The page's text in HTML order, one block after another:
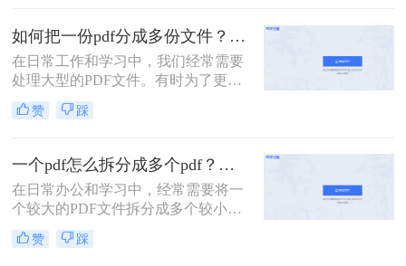
两种无需会员权限即可拆分PDF的方
法，帮助您轻松应对这一需求。
如何把一份pdf分成多份文件？这3种拆分小妙招了解下！
在日常工作和学习中，我们经常需要
处理大型的PDF文件。有时为了更便
于查阅或分享，我们可能需要将这些
文件拆分成多个小部分。那么如何把
三种高效的PDF文件拆分方法，帮助
您轻松完成文件拆分任务。
赞 踩
一个pdf怎么拆分成多个pdf？教你3招轻松拆分！
在日常办公和学习中，经常需要将一
个较大的PDF文件拆分成多个较小的
PDF文件，以便于分享、管理或打
印。那么一个pdf怎么拆分成多个pdf
赞 踩